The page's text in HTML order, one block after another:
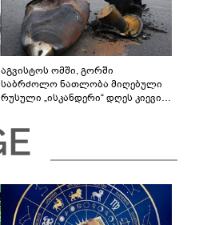
აგვისტოს ომში, გორში
საბრძოლო ნათლობა მიღებული
რუსული „ისკანდერი“ დღეს კიევის